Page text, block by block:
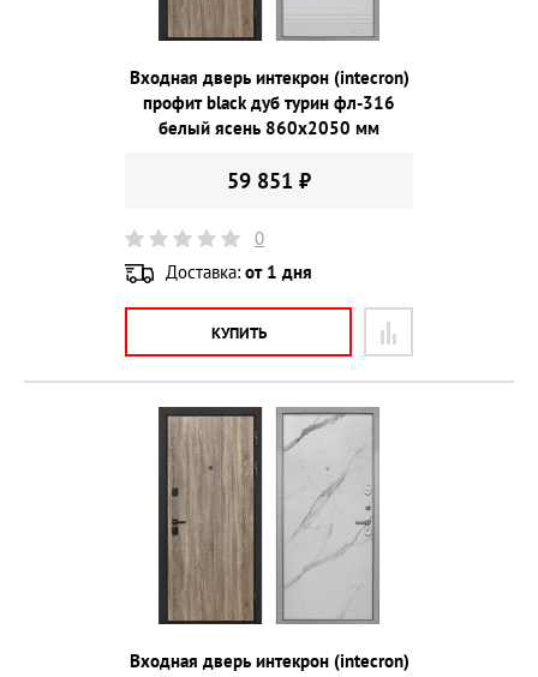
Входная дверь интекрон (intecron)
профит black дуб турин фл-316
белый ясень 860х2050 мм
59 851 ₽
0
Доставка: от 1 дня
КУПИТЬ
Входная дверь интекрон (intecron)